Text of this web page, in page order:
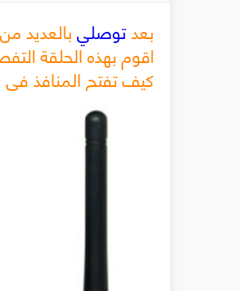
بعدتوصليبالعديد
كيف تفتح المنافذ في